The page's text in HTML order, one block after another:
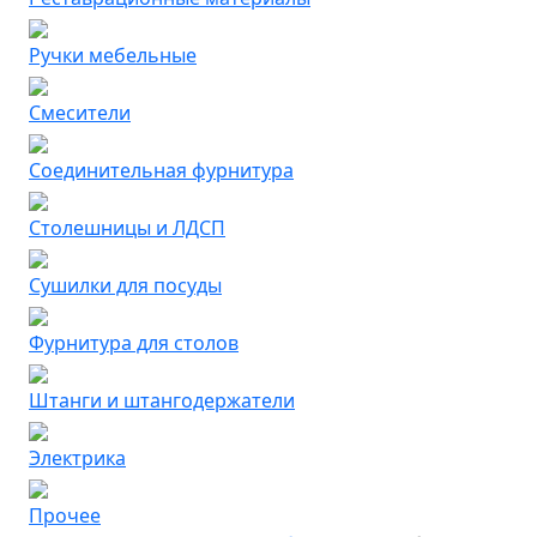
Ручки мебельные
Смесители
Соединительная фурнитура
Столешницы и ЛДСП
Сушилки для посуды
Фурнитура для столов
Штанги и штангодержатели
Электрика
Прочее